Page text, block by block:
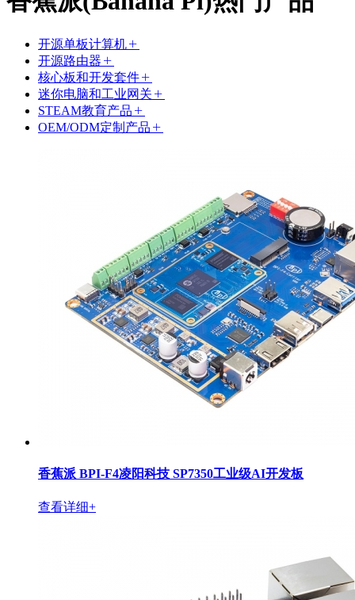
开源单板计算机
开源路由器
核心板和开发套件
迷你电脑和工业网关
STEAM教育产品
OEM/ODM定制产品
香蕉派 BPI-F4凌阳科技 SP7350工业级AI开发板
查看详细+